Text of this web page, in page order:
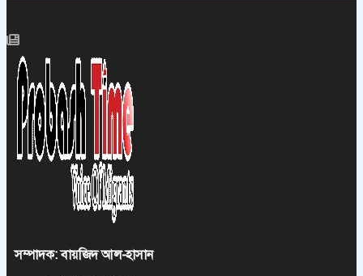
সম্পাদক: বায়জিদ আল-হাসান